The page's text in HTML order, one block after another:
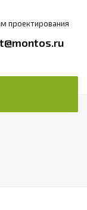
проектирования